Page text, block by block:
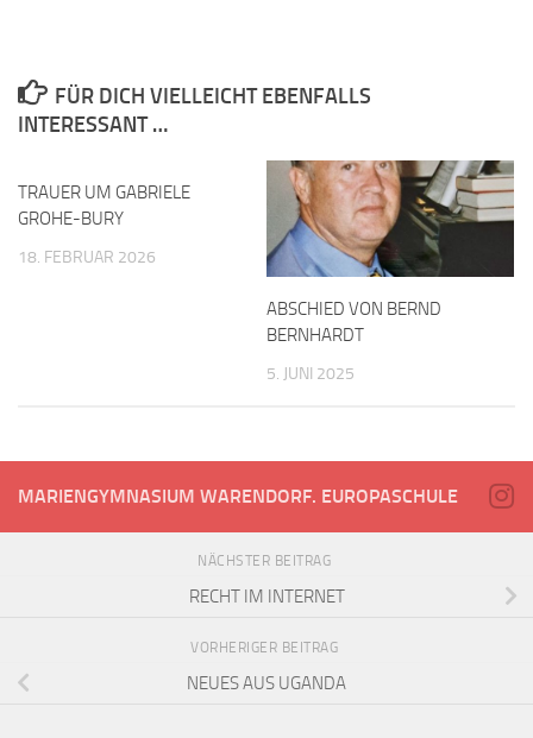
FÜR DICH VIELLEICHT EBENFALLS
INTERESSANT …
TRAUER UM GABRIELE
GROHE-BURY
18. FEBRUAR 2026
ABSCHIED VON BERND
BERNHARDT
5. JUNI 2025
MARIENGYMNASIUM WARENDORF. EUROPASCHULE
NÄCHSTER BEITRAG
RECHT IM INTERNET
VORHERIGER BEITRAG
NEUES AUS UGANDA